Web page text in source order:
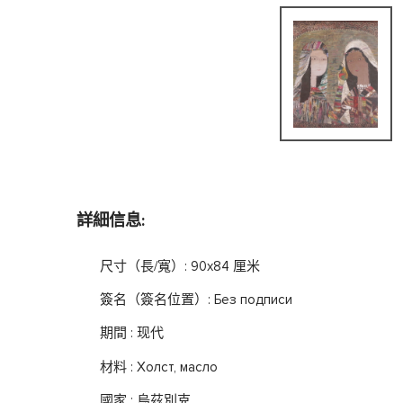
詳細信息:
尺寸（長/寬）: 90x84 厘米
簽名（簽名位置）: Без подписи
期間 : 现代
材料 : Холст, масло